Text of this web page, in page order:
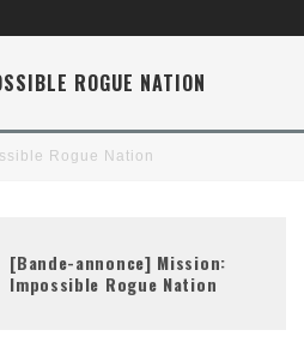
ROGUE NATION
Rogue Nation
[Bande-annonce] Mission:
Impossible Rogue Nation